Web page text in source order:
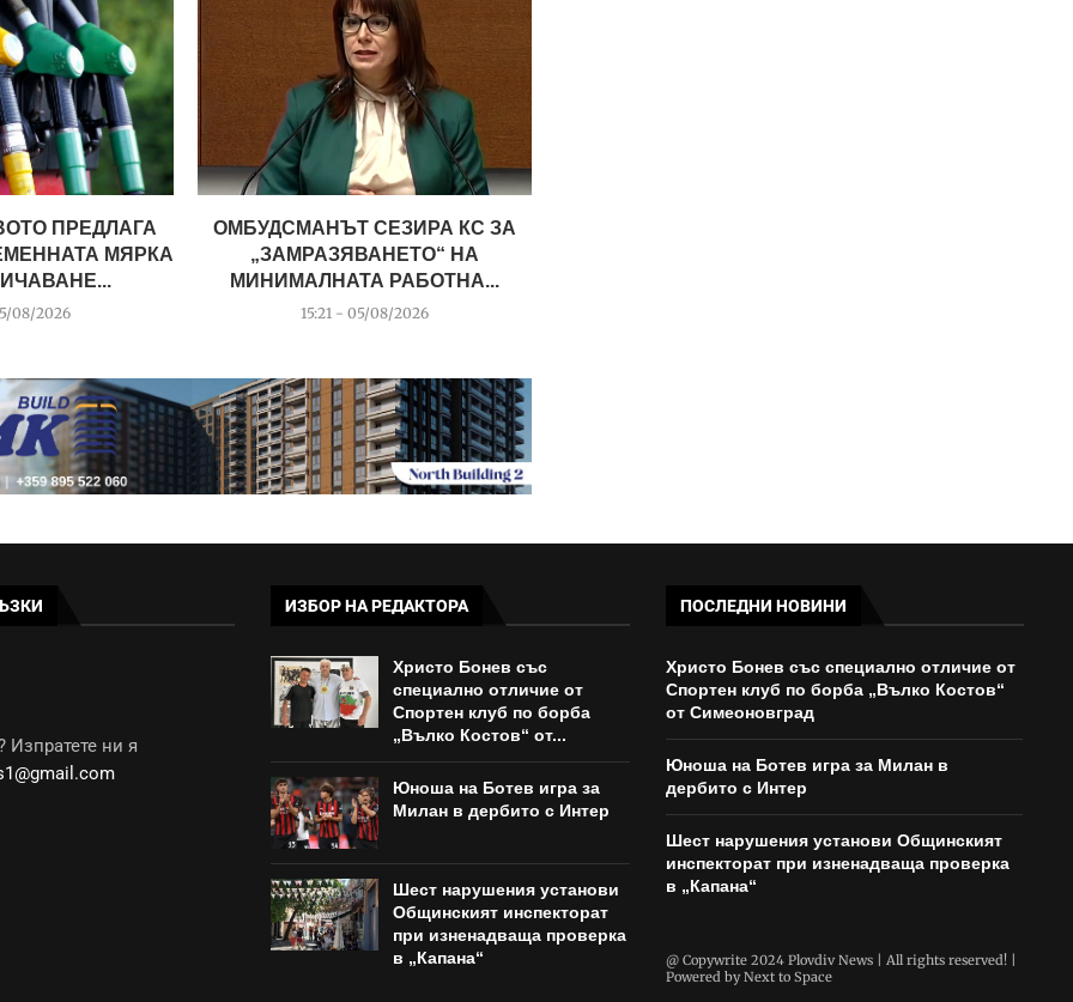
ПРЕДЛАГА
МЯРКА
08/2026
ОМБУДСМАНЪТ СЕЗИРА КС ЗА
„ЗАМРАЗЯВАНЕТО“ НА
МИНИМАЛНАТА РАБОТНА...
15:21 - 05/08/2026
ни я
ИЗБОР НА РЕДАКТОРА
Христо Бонев със
специално отличие от
Спортен клуб по борба
„Вълко Костов“ от...
Юноша на Ботев игра за
Милан в дербито с Интер
Шест нарушения установи
Общинският инспекторат
при изненадваща проверка
в „Капана“
ПОСЛЕДНИ НОВИНИ
Христо Бонев със специално отличие от
Спортен клуб по борба „Вълко Костов“
от Симеоновград
Юноша на Ботев игра за Милан в
дербито с Интер
Шест нарушения установи Общинският
инспекторат при изненадваща проверка
в „Капана“
@ Copywrite 2024 Plovdiv News | All rights reserved! |
Powered byNext to Space